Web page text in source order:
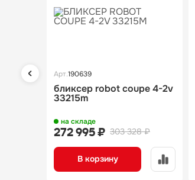
Арт.190639
бликсер robot coupe 4-2v
33215m
на складе
272 995 ₽ 303 328 ₽
В корзину